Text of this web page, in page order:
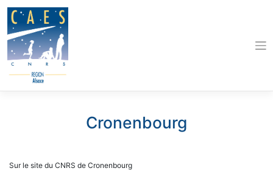
content
Cronenbourg
Sur le site du CNRS de Cronenbourg